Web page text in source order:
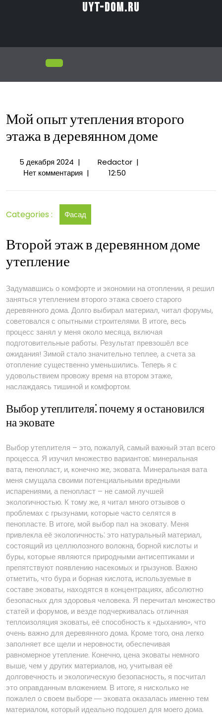
uyt-dom.ru
Мой опыт утепления второго
этажа в деревянном доме
5 декабря 20245
декабря
| RedactorМой
второго
|
Нет комментария | 12:50
Categories : Фасад
Второй этаж в деревянном доме
утепление
Задумавшись о комфорте и экономии на отоплении, я решил
заняться утеплением второго этажа своего старого
деревянного дома. Долго выбирал материал, читал форумы,
советовался с опытными строителями. В итоге, весь
процесс занял у меня около месяца, включая
подготовительные работы. Результат превзошёл все
ожидания! Зимой стало значительно теплее, а счета за
отопление существенно уменьшились. Теперь я с
удовольствием провожу время на втором этаже,
наслаждаясь тишиной и комфортом.
Выбор утеплителя⁚ почему я остановился
на эковате
Выбор утеплителя – это, пожалуй, самый важный этап всего
процесса. Я изучил множество вариантов⁚ минеральная
вата, пенопласт, и, конечно же, эковата. Минеральная вата
меня смущала своими потенциальными вредными
испарениями, а пенопласт – не самой лучшей
экологичностью. К тому же, я читал много отзывов о
проблемах с грызунами, которые часто селятся в
пенопласте. В итоге, мой выбор пал на эковату. Меня
привлекла её экологичность⁚ это натуральный материал,
состоящий из целлюлозного волокна, борной кислоты и
буры, которые являются природными антисептиками и
препятствуют появлению насекомых и грызунов. Важно
отметить, что бура и борная кислота, используемые в
составе эковаты, находятся в концентрациях, абсолютно
безопасных для здоровья человека. Я перечитал множество
статей и форумов, и везде подчеркивалась отличная
теплоизоляция эковаты, её способность к «дыханию», что
очень важно для деревянного дома. Кроме того, она легко
заполняет все щели и неровности, обеспечивая
равномерное утепление. Конечно, цена эковаты немного
выше, чем у других материалов, но, учитывая её
долговечность и экологическую безопасность, я посчитал
это оправданным вложением. В итоге, я нисколько не
пожалел о своем выборе ― эковата оказалась именно тем
материалом, который идеально подошел для моего дома.